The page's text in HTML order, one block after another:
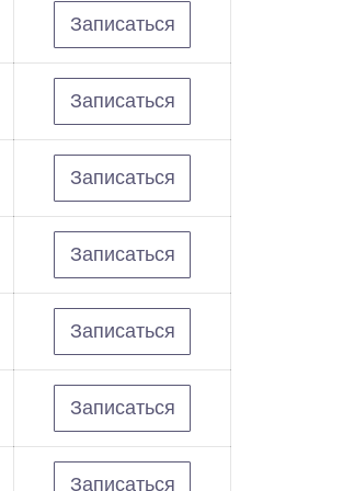
Записаться
Записаться
Записаться
Записаться
Записаться
Записаться
Записаться